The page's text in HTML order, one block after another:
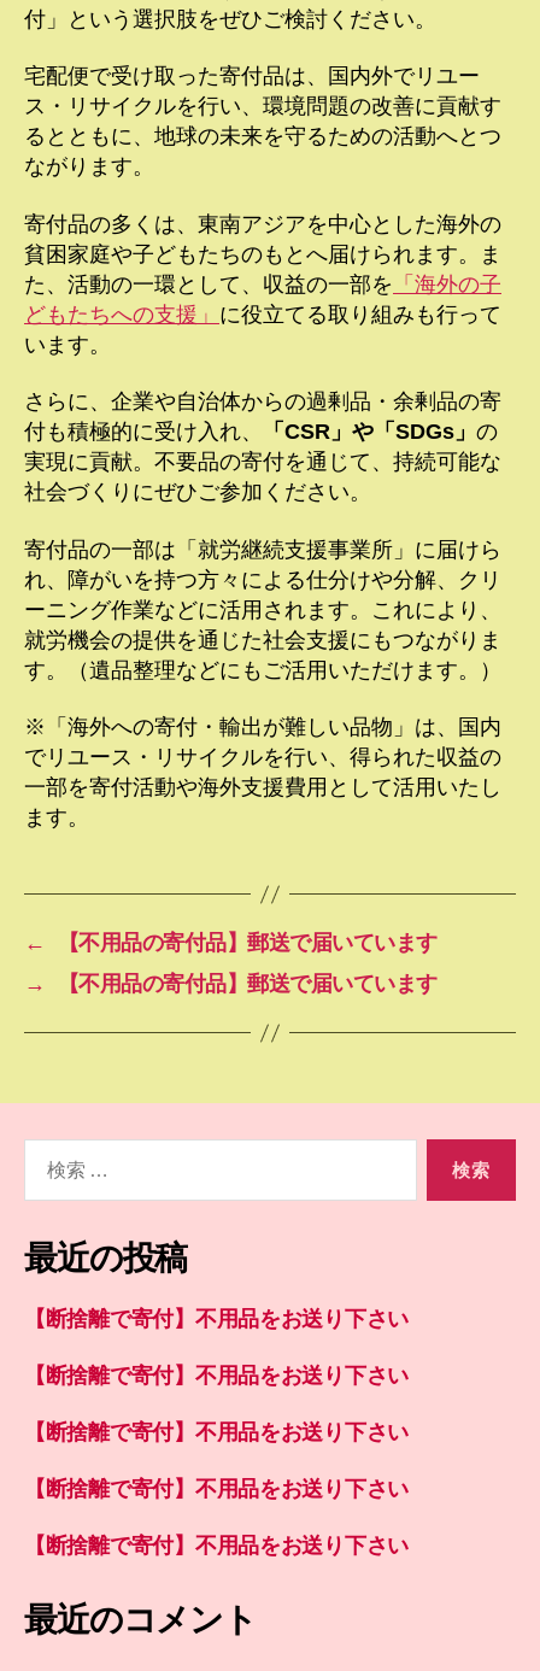
付」という選択肢をぜひご検討ください。
宅配便で受け取った寄付品は、国内外でリユー
ス・リサイクルを行い、環境問題の改善に貢献す
るとともに、地球の未来を守るための活動へとつ
ながります。
寄付品の多くは、東南アジアを中心とした海外の
貧困家庭や子どもたちのもとへ届けられます。ま
た、活動の一環として、収益の一部を 「海外の子
どもたちへの支援」 に役立てる取り組みも行って
います。
さらに、企業や自治体からの過剰品・余剰品の寄
付も積極的に受け入れ、
「CSR」や「SDGs」 の
実現に貢献。不要品の寄付を通じて、持続可能な
社会づくりにぜひご参加ください。
寄付品の一部は「就労継続支援事業所」に届けら
れ、障がいを持つ方々による仕分けや分解、クリ
ーニング作業などに活用されます。これにより、
就労機会の提供を通じた社会支援にもつながりま
す。（遺品整理などにもご活用いただけます。）
※「海外への寄付・輸出が難しい品物」は、国内
でリユース・リサイクルを行い、得られた収益の
一部を寄付活動や海外支援費用として活用いたし
ます。
←
【不用品の寄付品】郵送で届いています
→
【不用品の寄付品】郵送で届いています
象:
最近の投稿
【断捨離で寄付】不用品をお送り下さい
【断捨離で寄付】不用品をお送り下さい
【断捨離で寄付】不用品をお送り下さい
【断捨離で寄付】不用品をお送り下さい
【断捨離で寄付】不用品をお送り下さい
最近のコメント